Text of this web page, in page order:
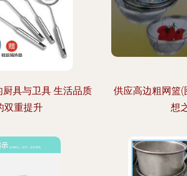
具与卫具 生活品质
双重提升
供应高边粗网篮
想